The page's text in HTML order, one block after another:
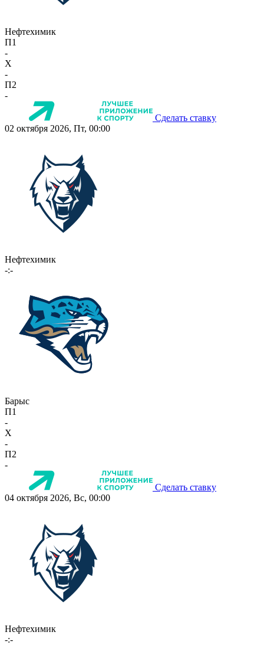
Нефтехимик
П1
-
X
-
П2
-
Сделать ставку
02 октября 2026, Пт, 00:00
Нефтехимик
-:-
Барыс
П1
-
X
-
П2
-
Сделать ставку
04 октября 2026, Вс, 00:00
Нефтехимик
-:-